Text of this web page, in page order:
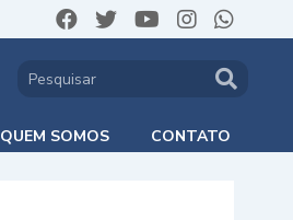
QUEM SOMOS CONTATO